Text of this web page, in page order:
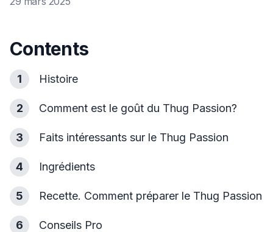
Contents
1 Histoire
2 Comment est le goût du Thug Passion?
3 Faits intéressants sur le Thug Passion
4 Ingrédients
5 Recette. Comment préparer le Thug Passion
6 Conseils Pro